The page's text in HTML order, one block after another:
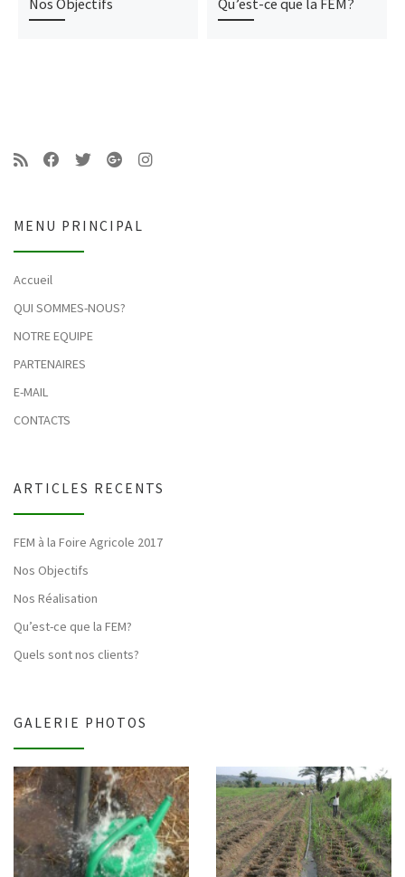
Nos Objectifs Qu’est-ce que la FEM?
MENU PRINCIPAL
Accueil
QUI SOMMES-NOUS?
NOTRE EQUIPE
PARTENAIRES
E-MAIL
CONTACTS
ARTICLES RECENTS
FEM à la Foire Agricole 2017
Nos Objectifs
Nos Réalisation
Qu’est-ce que la FEM?
Quels sont nos clients?
GALERIE PHOTOS